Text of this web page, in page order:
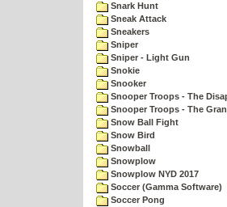
Snark Hunt
Sneak Attack
Sneakers
Sniper
Sniper - Light Gun
Snokie
Snooker
Snooper Troops - The
Snooper Troops - The
Snow Ball Fight
Snow Bird
Snowball
Snowplow
Snowplow NYD 2017
Soccer (Gamma Software)
Soccer Pong